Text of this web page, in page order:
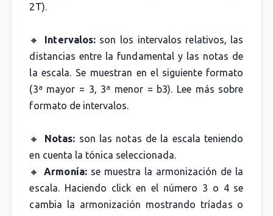
2T).
🔸 Intervalos:son los intervalos relativos, las
distancias entre la fundamental y las notas de
la escala. Se muestran en el siguiente formato
(3ª mayor = 3, 3ª menor = b3). Lee más sobre
formato de intervalos.
🔸 Notas: son las notas de la escala teniendo
en cuenta la tónica seleccionada.
🔸Armonía:se muestra la armonización de la
escala. Haciendo click en el número 3 o 4 se
cambia la armonización mostrando tríadas o